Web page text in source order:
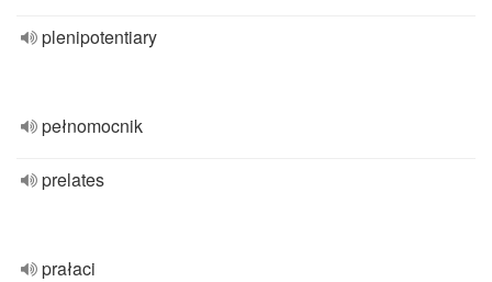
plenipotentiary
pełnomocnik
prelates
prałaci